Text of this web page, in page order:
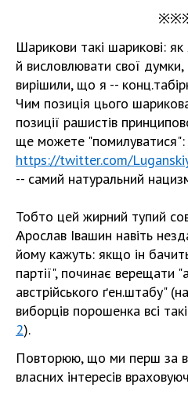
Шарикови такі шарикові:
й висловлювати свої
вирішили, що я --
Чим позиція цього
позиції рашистів
ще можете "помилуватися":
https://twitter.com/
-- самий натуральний
Тобто цей жирний тупий
Ѧрослав Івашин навіть
йому кажуть: якщо ѵін бачить
партії", починає верещати
австрійського ґен.штабу"
виборців порошенка всі
2).
Повторюю, що ми перш за
власних інтересів